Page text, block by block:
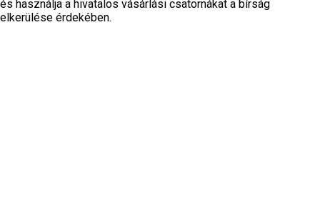
és használja a hivatalos vásárlási csatornákat a bírság
elkerülése érdekében.